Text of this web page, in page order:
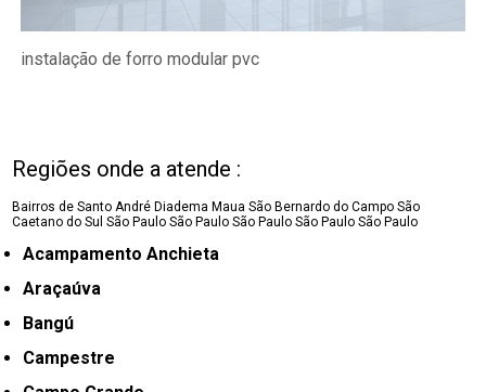
instalação de forro modular pvc
Regiões onde a atende :
Bairros de Santo André Diadema Maua São Bernardo do Campo São
Caetano do SulSão Paulo São Paulo São Paulo São Paulo São Paulo
Acampamento Anchieta
Araçaúva
Bangú
Campestre